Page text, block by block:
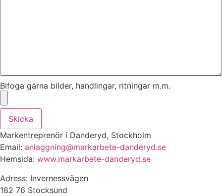
Bifoga gärna bilder, handlingar, ritningar m.m.
Skicka
Markentreprenör i Danderyd, Stockholm
Email: anlaggning@markarbete-danderyd.se
Hemsida: www.markarbete-danderyd.se
Adress: Invernessvägen
182 76 Stocksund